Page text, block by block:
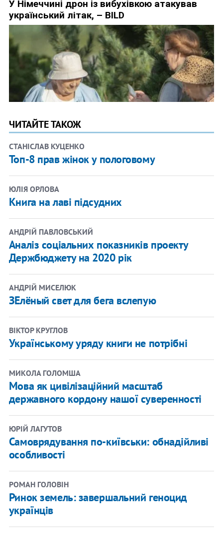
ЧИТАЙТЕ ТАКОЖ
СТАНІСЛАВ КУЦЕНКО
Топ-8 прав жінок у пологовому
ЮЛІЯ ОРЛОВА
Книга на лаві підсудних
АНДРІЙ ПАВЛОВСЬКИЙ
Аналіз соціальних показників проекту
Держбюджету на 2020 рік
АНДРІЙ МИСЕЛЮК
ЗЕлёный свет для бега вслепую
ВІКТОР КРУГЛОВ
Українському уряду книги не потрібні
МИКОЛА ГОЛОМША
Мова як цивілізаційний масштаб
державного кордону нашої суверенності
ЮРІЙ ЛАГУТОВ
Самоврядування по-київськи: обнадійливі
особливості
РОМАН ГОЛОВІН
Ринок земель: завершальний геноцид
українців